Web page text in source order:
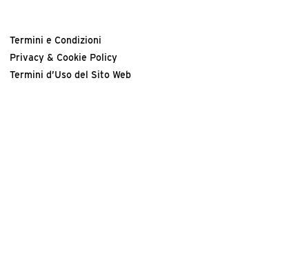
Termini e Condizioni
Privacy & Cookie Policy
Termini d’Uso del Sito Web